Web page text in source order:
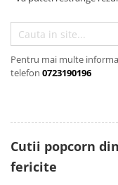
Pungi de hartie mov
Pungi de hartie
Cutii mancare
Boluri supa cu capac
folosinta
Boluri unica folosinta
Suporti pahare din
Pentru mai multe
telefon 0723190196
Cutii popcorn
fericite